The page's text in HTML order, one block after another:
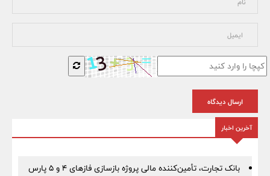
ارسال دیدگاه
آخرین اخبار
بانک تجارت، تأمین‌کننده مالی پروژه بازسازی فازهای ۴ و ۵ پارس